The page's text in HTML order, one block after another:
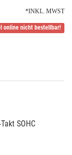
*INKL. MWST
online nicht bestellbar!